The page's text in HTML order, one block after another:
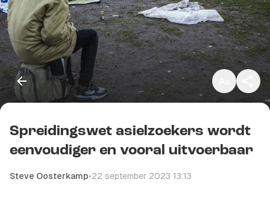
Klein
Standaard
Groot
Kopieer link
Spreidingswet asielzoekers wordt
eenvoudiger en vooral uitvoerbaar
Steve Oosterkamp•22 september 2023 13:13